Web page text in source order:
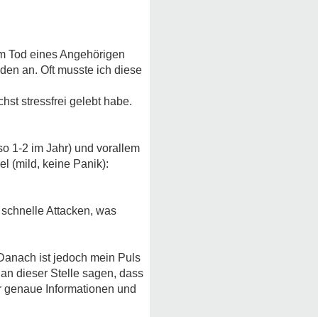
Tod eines Angehörigen
an. Oft musste ich diese
stressfrei gelebt habe.
1-2 im Jahr) und vorallem
(mild, keine Panik):
Attacken, was
ist jedoch mein Puls
dieser Stelle sagen, dass
Informationen und